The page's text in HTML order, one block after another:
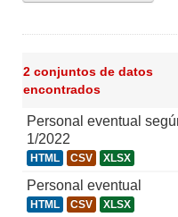
2 conjuntos de datos
encontrados
Personal eventual
1/2022
HTML CSV XLSX
Personal eventual
HTML CSV XLSX